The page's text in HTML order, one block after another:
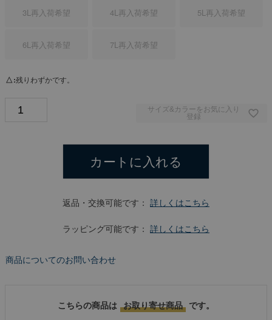
3L再入荷希望 4L再入荷希望 5L再入荷希望
6L再入荷希望 7L再入荷希望
△ 残りわずかです。
サイズ&カラーをお気に入り
登録
カートに入れる
返品・交換可能です： 詳しくはこちら
ラッピング可能です： 詳しくはこちら
商品についてのお問い合わせ
こちらの商品は お取り寄せ商品 です。